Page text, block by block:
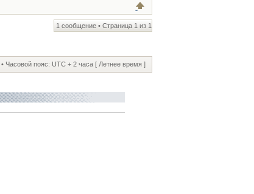
1 сообщение • Страница 1 из 1
• Часовой пояс: UTC + 2 часа [ Летнее время ]